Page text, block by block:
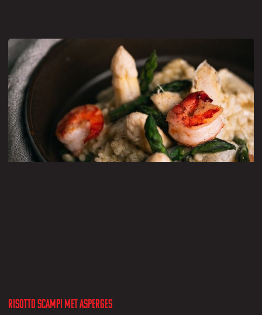
Risotto scampi met asperges